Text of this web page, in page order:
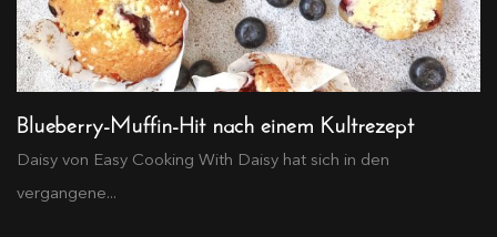
Blueberry-Muffin-Hit nach einem Kultrezept
Daisy von Easy Cooking With Daisy hat sich in den
vergangene...